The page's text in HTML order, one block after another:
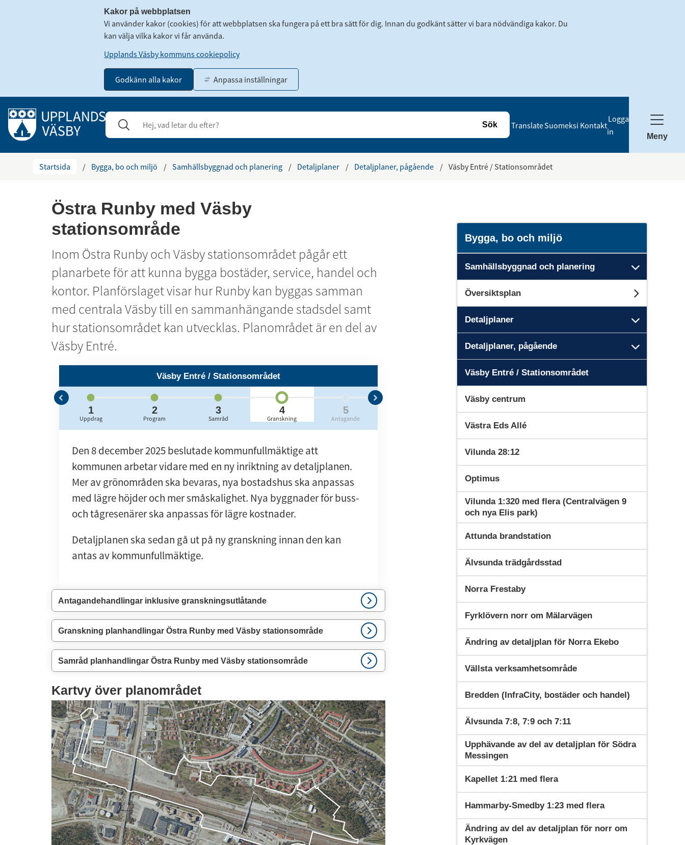
Kakor på webbplatsen
Vi använder kakor (cookies) för att webbplatsen ska fungera på ett bra sätt för dig. Innan du godkänt sätter vi bara nödvändiga kakor. Du
kan välja vilka kakor vi får använda.
Upplands Väsby kommuns cookiepolicy
Godkänn alla kakor Anpassa inställningar
Gå till innehåll
Sök
TranslateSuomeksi Kontakt
Logga
in
Meny
Startsida / Bygga, bo och miljö / Samhällsbyggnad och planering / Detaljplaner / Detaljplaner, pågående / Väsby Entré / Stationsområdet
Östra Runby med Väsby
stationsområde
Inom Östra Runby och Väsby stationsområdet pågår ett
planarbete för att kunna bygga bostäder, service, handel och
kontor. Planförslaget visar hur Runby kan byggas samman
med centrala Väsby till en sammanhängande stadsdel samt
hur stationsområdet kan utvecklas. Planområdet är en del av
Väsby Entré.
Väsby Entré / Stationsområdet
1
Uppdrag
2
Program
3
Samråd
4
Granskning
5
Antagande
1 2 3
Den 8 december 2025 beslutade kommunfullmäktige att
kommunen arbetar vidare med en ny inriktning av detaljplanen.
Mer av grönområden ska bevaras, nya bostadshus ska anpassas
med lägre höjder och mer småskalighet. Nya byggnader för buss-
och tågresenärer ska anpassas för lägre kostnader.
Detaljplanen ska sedan gå ut på ny granskning innan den kan
antas av kommunfullmäktige.
Antagandehandlingar inklusive granskningsutlåtande
Granskning planhandlingar Östra Runby med Väsby stationsområde
Samråd planhandlingar Östra Runby med Väsby stationsområde
Kartvy över planområdet
Bygga, bo och miljö
Samhällsbyggnad och planering
Översiktsplan
Detaljplaner
Detaljplaner, pågående
Väsby Entré / Stationsområdet
Väsby centrum
Västra Eds Allé
Vilunda 28:12
Optimus
Vilunda 1:320 med flera (Centralvägen 9
och nya Elis park)
Attunda brandstation
Älvsunda trädgårdsstad
Norra Frestaby
Fyrklövern norr om Mälarvägen
Ändring av detaljplan för Norra Ekebo
Vällsta verksamhetsområde
Bredden (InfraCity, bostäder och handel)
Älvsunda 7:8, 7:9 och 7:11
Upphävande av del av detaljplan för Södra
Messingen
Kapellet 1:21 med flera
Hammarby-Smedby 1:23 med flera
Ändring av del av detaljplan för norr om
Kyrkvägen